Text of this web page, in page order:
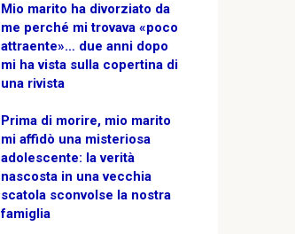
Mio marito ha divorziato da
me perché mi trovava «poco
attraente»… due anni dopo
mi ha vista sulla copertina di
una rivista
Prima di morire, mio marito
mi affidò una misteriosa
adolescente: la verità
nascosta in una vecchia
scatola sconvolse la nostra
famiglia